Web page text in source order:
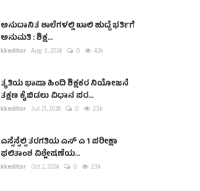
ಅನುದಾನಿತ ಶಾಲೆಗಳಲ್ಲಿ ಖಾಲಿ ಹುದ್ದೆ ಭರ್ತಿಗೆ
ಅನುಮತಿ : ಶಿಕ್ಷ...
kkeditor Aug 3, 2024 0 4.2k
ತೃತಿಯ ಭಾಷಾ ಹಿಂದಿ ಶಿಕ್ಷಕರ ನಿಯೋಜನೆ
ತಕ್ಷಣ ಕೈಬಿಡಲು ವಿಧಾನ ಪರ...
kkeditor Jul 21, 2026 0 2.3k
ಎಸ್ಸೆಸ್ಸೆಲ್ಸಿ ತರಗತಿಯ ಎಸ್ ಎ 1 ಪರೀಕ್ಷಾ
ಫಲಿತಾಂಶ ವಿಶ್ಲೇಷಣೆಯ...
kkeditor Oct 2, 2024 0 2.3k